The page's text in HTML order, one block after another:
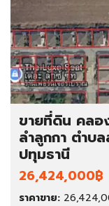
ขายที่ดิน คลอ
ลำลูกกา ตำบ
ปทุมธานี
26,424,000฿
ราคาขาย: